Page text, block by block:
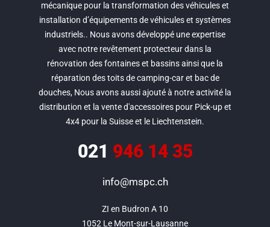
mécanique pour la transformation des véhicules et
installation d’équipements de véhicules et systèmes
industriels.. Nous avons développé une expertise
avec notre revêtement protecteur dans la
rénovation des fontaines et bassins ainsi que la
réparation des toits de camping-car et bac de
douches, Nous avons aussi ajouté à notre activité la
distribution et la vente d'accessoires pour Pick-up et
4x4 pour la Suisse et le Liechtenstein.
021 946 14 35
info@mspc.ch
ZI en Budron A 10
1052 Le Mont-sur-Lausanne